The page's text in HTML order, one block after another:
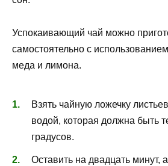
Успокаивающий чай можно
самостоятельно с
меда и лимона.
Взять чайную ложечку
водой, которая должна быть
градусов.
Оставить на двадцать минут,